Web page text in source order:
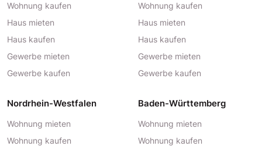
Wohnung kaufen
Haus mieten
Haus kaufen
Gewerbe mieten
Gewerbe kaufen
Wohnung kaufen
Haus mieten
Haus kaufen
Gewerbe mieten
Gewerbe kaufen
Nordrhein-Westfalen
Wohnung mieten
Wohnung kaufen
Baden-Württemberg
Wohnung mieten
Wohnung kaufen